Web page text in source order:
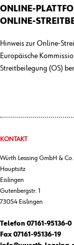
ONLINE-
ONLINE-
Hinweis zur Online-
Europäische
Streitbeilegung (OS)
KONTAKT
Würth Leasing GmbH &
Hauptsitz
Eislingen
Gutenbergstr. 1
73054 Eislingen
Telefon 07161-95136-0
Fax 07161-95136-19